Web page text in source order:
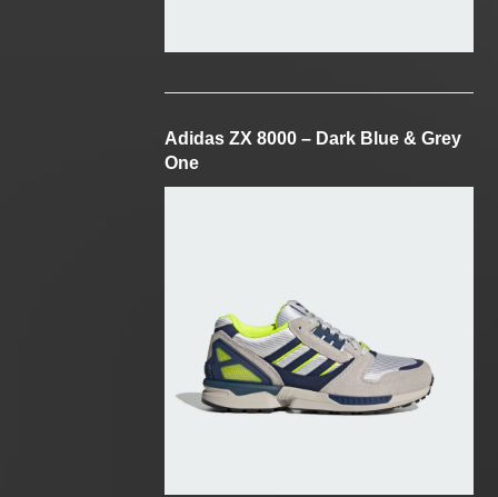
Adidas ZX 8000 – Dark Blue & Grey
One